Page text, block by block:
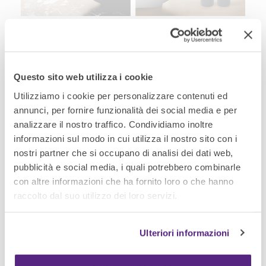
Questo sito web utilizza i cookie
Utilizziamo i cookie per personalizzare contenuti ed
annunci, per fornire funzionalità dei social media e per
analizzare il nostro traffico. Condividiamo inoltre
informazioni sul modo in cui utilizza il nostro sito con i
nostri partner che si occupano di analisi dei dati web,
pubblicità e social media, i quali potrebbero combinarle
con altre informazioni che ha fornito loro o che hanno
raccolto dal suo utilizzo dei loro servizi.
Ulteriori informazioni
Materie prime selezionate e fragranze
ricercate
I prodotti Nefél sono realizzati solo con
ingredienti di alta qualità per portare un
beneficio concreto alla pelle. Il Doccia
Shampoo 2 in 1 per capelli e corpo,
arricchito con vitamina E, deterge con
delicatezza senza seccare la pelle né irritare
il cuoio capelluto, completando un rituale
di cura completo.
abbinamenti raffinati e sorprendenti: